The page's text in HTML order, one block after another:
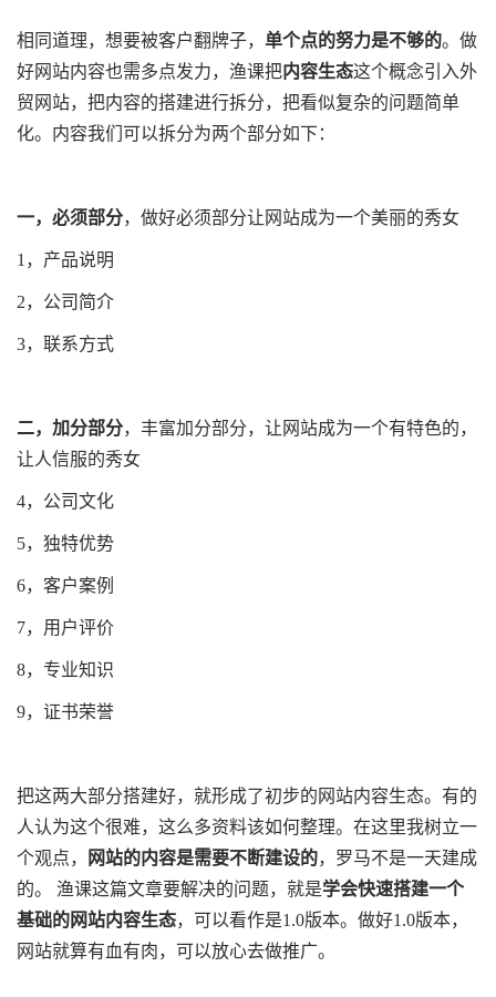
相同道理，想要被客户翻牌子， 单个点的努力是不够的。做
好网站内容也需多点发力，渔课把内容生态这个概念引入外
贸网站，把内容的搭建进行拆分，把看似复杂的问题简单
化。内容我们可以拆分为两个部分如下：
一，必须部分，做好必须部分让网站成为一个美丽的秀女
1，产品说明
2，公司简介
3，联系方式
二，加分部分，丰富加分部分，让网站成为一个有特色的，
让人信服的秀女
4，公司文化
5，独特优势
6，客户案例
7，用户评价
8，专业知识
9，证书荣誉
把这两大部分搭建好，就形成了初步的网站内容生态。有的
人认为这个很难，这么多资料该如何整理。在这里我树立一
个观点，
网站的内容是需要不断建设的，罗马不是一天建成
的。 渔课这篇文章要解决的问题，就是学会快速搭建一个
基础的网站内容生态，可以看作是1.0版本。做好1.0版本，
网站就算有血有肉，可以放心去做推广。